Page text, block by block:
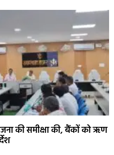
की समीक्षा की, बैंकों को ऋण